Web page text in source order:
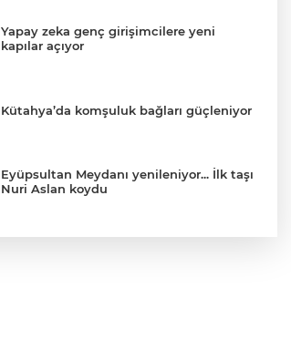
Yapay zeka genç girişimcilere yeni
kapılar açıyor
Kütahya’da komşuluk bağları güçleniyor
Eyüpsultan Meydanı yenileniyor... İlk taşı
Nuri Aslan koydu